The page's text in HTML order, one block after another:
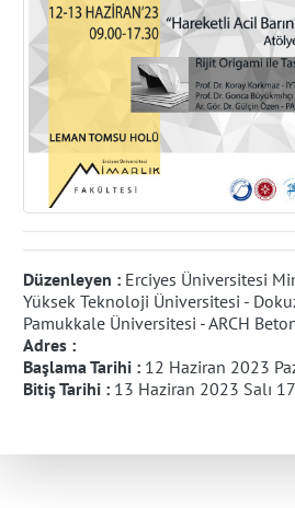
Düzenleyen : Erciyes Üniversitesi
Yüksek Teknoloji Üniversitesi -
Pamukkale Üniversitesi - ARCH
Adres :
Başlama Tarihi : 12 Haziran 2023
Bitiş Tarihi : 13 Haziran 2023 Salı